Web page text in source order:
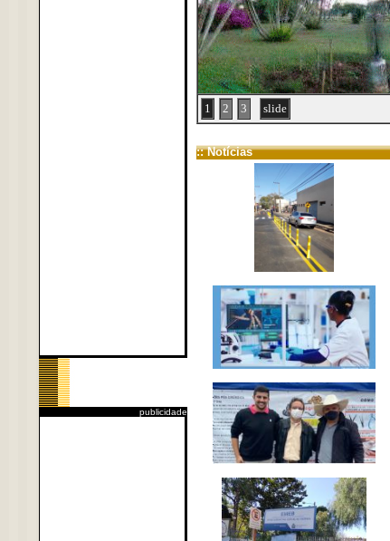
publicidade
1 2 3 slide
:: Notícias